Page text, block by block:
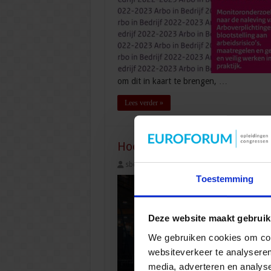
Toestemming
Deze website maakt
We gebruiken cookies om
websiteverkeer te
media, adverteren en
om dit in kaart te brengen, …
Lees verder »
Hoe realiseer jij een
sbo 21 augustus 2024 Veiligheid,